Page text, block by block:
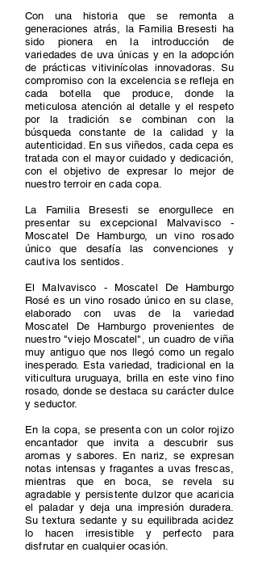
Con una historia que se remonta a
generaciones atrás, la Familia Bresesti ha
sido pionera en la introducción de
variedades de uva únicas y en la adopción
de prácticas vitivinícolas innovadoras. Su
compromiso con la excelencia se refleja en
cada botella que produce, donde la
meticulosa atención al detalle y el respeto
por la tradición se combinan con la
búsqueda constante de la calidad y la
autenticidad. En sus viñedos, cada cepa es
tratada con el mayor cuidado y dedicación,
con el objetivo de expresar lo mejor de
nuestro terroir en cada copa.
La Familia Bresesti se enorgullece en
presentar su excepcional Malvavisco -
Moscatel De Hamburgo, un vino rosado
único que desafía las convenciones y
cautiva los sentidos.
El Malvavisco - Moscatel De Hamburgo
Rosé es un vino rosado único en su clase,
elaborado con uvas de la variedad
Moscatel De Hamburgo provenientes de
nuestro "viejo Moscatel", un cuadro de viña
muy antiguo que nos llegó como un regalo
inesperado. Esta variedad, tradicional en la
viticultura uruguaya, brilla en este vino fino
rosado, donde se destaca su carácter dulce
y seductor.
En la copa, se presenta con un color rojizo
encantador que invita a descubrir sus
aromas y sabores. En nariz, se expresan
notas intensas y fragantes a uvas frescas,
mientras que en boca, se revela su
agradable y persistente dulzor que acaricia
el paladar y deja una impresión duradera.
Su textura sedante y su equilibrada acidez
lo hacen irresistible y perfecto para
disfrutar en cualquier ocasión.